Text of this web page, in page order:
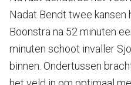
Nadat Bendt twee
Boonstra na 52 minuten
minuten schoot invaller
binnen. Ondertussen